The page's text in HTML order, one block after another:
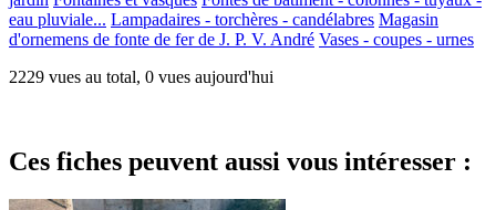
eau pluviale... Lampadaires - torchères - candélabres Magasin
d'ornemens de fonte de fer de J. P. V. André Vases - coupes - urnes
2229 vues au total, 0 vues aujourd'hui
Ces fiches peuvent aussi vous intéresser :